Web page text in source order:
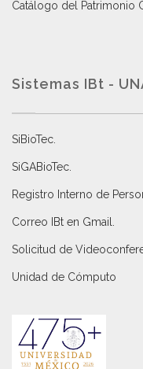
Catálogo del Patrimonio
Sistemas IBt -
SiBioTec
SiGABioTec.
Registro Interno de
Correo IBt en Gmail
Solicitud de
Unidad de Cómputo